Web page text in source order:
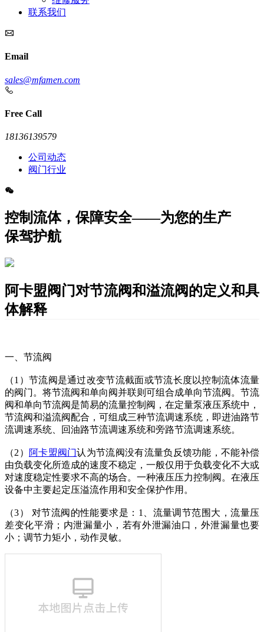
联系我们
Email
sales@mfamen.com
Free Call
18136139579
公司动态
阀门行业
控制流体，保障安全——为您的生产
保驾护航
阿卡盟阀门对节流阀和溢流阀的定义和具
体解释
一、节流阀
（1）节流阀是通过改变节流截面或节流长度以控制流体流量
的阀门。将节流阀和单向阀并联则可组合成单向节流阀。节流
阀和单向节流阀是简易的流量控制阀，在定量泵液压系统中，
节流阀和溢流阀配合，可组成三种节流调速系统，即进油路节
流调速系统、回油路节流调速系统和旁路节流调速系统。
（2） 阿卡盟阀门认为节流阀没有流量负反馈功能，不能补偿
由负载变化所造成的速度不稳定，一般仅用于负载变化不大或
对速度稳定性要求不高的场合。一种液压压力控制阀。在液压
设备中主要起定压溢流作用和安全保护作用。
（3） 对节流阀的性能要求是： 1、流量调节范围大，流量压
差变化平滑；内泄漏量小，若有外泄漏油口，外泄漏量也要
小；调节力矩小，动作灵敏。